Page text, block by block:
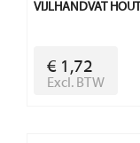
VIJLHANDVAT HOUT
€ 1,72
Excl. BTW